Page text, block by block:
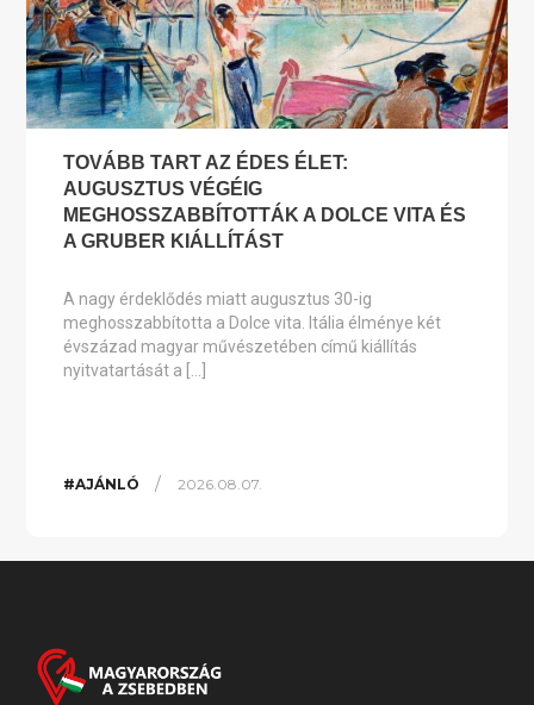
TOVÁBB TART AZ ÉDES ÉLET:
AUGUSZTUS VÉGÉIG
MEGHOSSZABBÍTOTTÁK A DOLCE VITA ÉS
A GRUBER KIÁLLÍTÁST
A nagy érdeklődés miatt augusztus 30-ig
meghosszabbította a Dolce vita. Itália élménye két
évszázad magyar művészetében című kiállítás
nyitvatartását a […]
#AJÁNLÓ / 2026.08.07.